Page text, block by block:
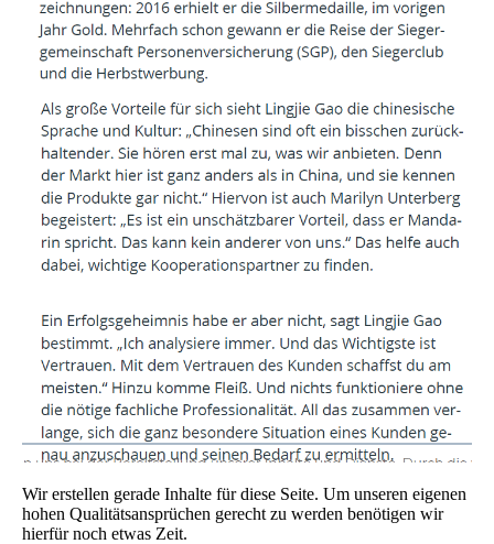
Wir erstellen gerade Inhalte für diese Seite. Um unseren eigenen
hohen Qualitätsansprüchen gerecht zu werden benötigen wir
hierfür noch etwas Zeit.